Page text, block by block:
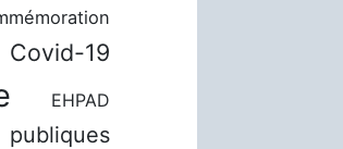
Covid-19
EHPAD
publiques